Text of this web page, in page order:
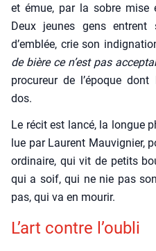
et émue, par la sobre mise
Deux jeunes gens entrent
d’emblée, crie son
de bière ce n’est pas
pro­cu­reur de l’époque
dos.
Le récit est lan­cé, la longue
lue par Laurent Mau­vi­gnier,
ordi­naire, qui vit de petits
qui a soif, qui ne nie pas
pas, qui va en mou­rir.
L’art contre l’oubli